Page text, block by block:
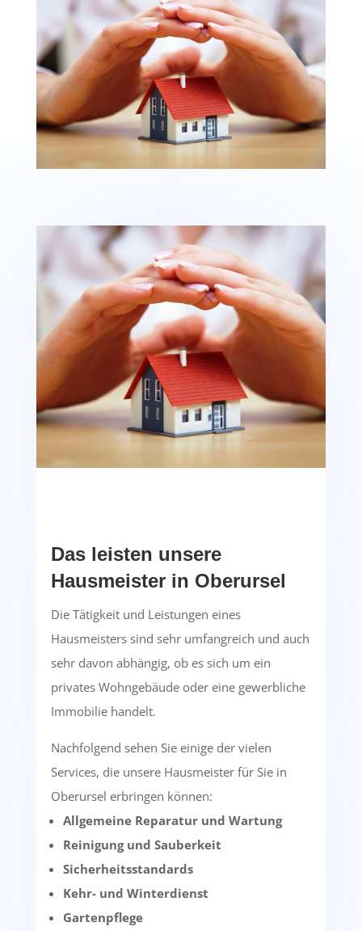
Das leisten unsere
Hausmeister in Oberursel
Die Tätigkeit und Leistungen eines
Hausmeisters sind sehr umfangreich und auch
sehr davon abhängig, ob es sich um ein
privates Wohngebäude oder eine gewerbliche
Immobilie handelt.
Nachfolgend sehen Sie einige der vielen
Services, die unsere Hausmeister für Sie in
Oberursel erbringen können:
Allgemeine Reparatur und Wartung
Reinigung und Sauberkeit
Sicherheitsstandards
Kehr- und Winterdienst
Gartenpflege